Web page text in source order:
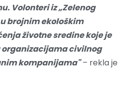
Volonteri iz „Zelenog
brojnim ekološkim
životne sredine koje je
organizacijama civilnog
kompanijama"– rekla je